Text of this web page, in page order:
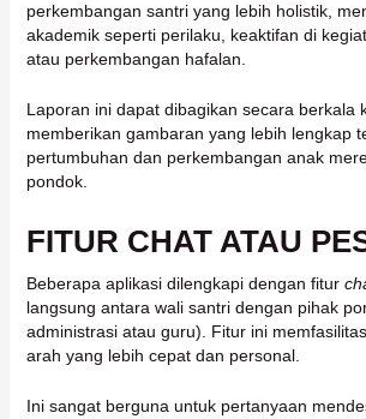
perkembangan santri yang lebih holistik,
akademik seperti perilaku, keaktifan di
atau perkembangan hafalan.
Laporan ini dapat dibagikan secara berkala
memberikan gambaran yang lebih lengkap
pertumbuhan dan perkembangan anak
pondok.
FITUR CHAT ATAU
Beberapa aplikasi dilengkapi dengan fitur
langsung antara wali santri dengan pihak
administrasi atau guru). Fitur ini
arah yang lebih cepat dan personal.
Ini sangat berguna untuk pertanyaan